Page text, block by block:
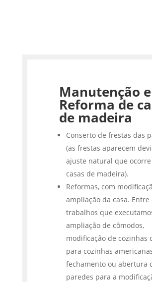
Manutenção e
Reforma de
de madeira
Conserto de frestas das
(as frestas aparecem
ajuste natural que ocorre
casas de madeira).
Reformas, com
ampliação da casa. Entre
trabalhos que
ampliação de cômodos,
modificação de cozinhas
para cozinhas
fechamento ou abertura
paredes para a